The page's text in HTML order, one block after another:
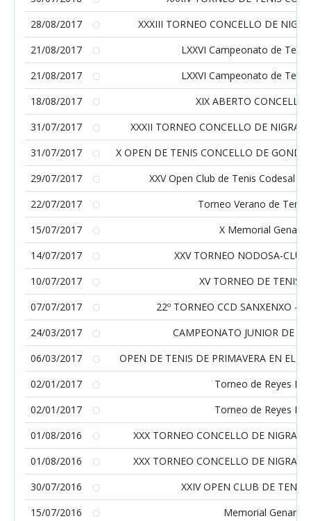
28/08/2017
XXXIII TORNEO CONCELLO DE
21/08/2017
LXXVI Campeonato de
21/08/2017
LXXVI Campeonato de
18/08/2017
XIX ABERTO CONCELLO
31/07/2017
XXXII TORNEO CONCELLO DE
31/07/2017
X OPEN DE TENIS CONCELLO DE
29/07/2017
XXV Open Club de Tenis Codesal
22/07/2017
Torneo Verano de Tenis
15/07/2017
X Memorial Genaro
14/07/2017
XXV TORNEO NODOSA-
10/07/2017
XV TORNEO DE TENIS
07/07/2017
22º TORNEO CCD SANXENXO -
24/03/2017
CAMPEONATO JUNIOR DE
06/03/2017
OPEN DE TENIS DE PRIMAVERA EN EL
02/01/2017
Torneo de Reyes
02/01/2017
Torneo de Reyes
01/08/2016
XXX TORNEO CONCELLO DE NIGRAN
01/08/2016
XXX TORNEO CONCELLO DE NIGRAN
30/07/2016
XXIV OPEN CLUB DE TENIS
15/07/2016
Memorial Genaro